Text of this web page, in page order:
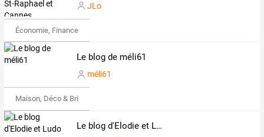
JLo
Économie, Finance & Droit
Le blog de méli61
méli61
Maison, Déco & Bricolage
Le blog d'Elodie et Ludo en angleterre.